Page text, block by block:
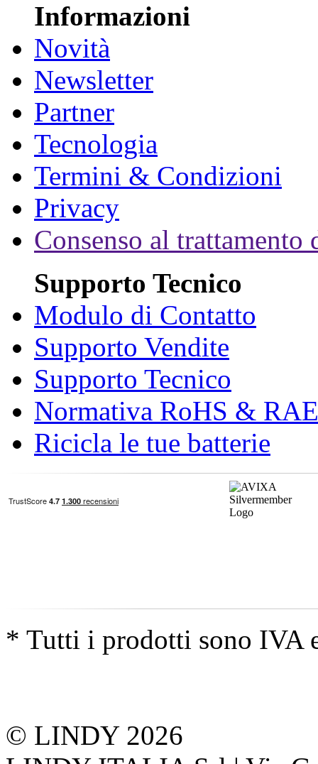
Informazioni
Novità
Newsletter
Partner
Tecnologia
Termini & Condizioni
Privacy
Consenso al trattamento
Supporto Tecnico
Modulo di Contatto
Supporto Vendite
Supporto Tecnico
Normativa RoHS &
Ricicla le tue batterie
* Tutti i prodotti sono IVA
© LINDY 2026